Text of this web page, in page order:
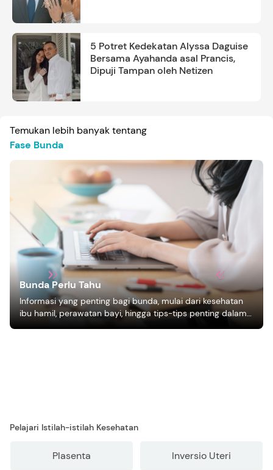
5 Potret Kedekatan Alyssa Daguise
Bersama Ayahanda asal Prancis,
Dipuji Tampan oleh Netizen
Temukan lebih banyak tentang
Fase Bunda
Bunda Perlu Tahu
Informasi yang penting bagi bunda, mulai dari kesehatan
ibu hamil, perawatan bayi, hingga tips-tips penting dalam
mengasuh anak
Pelajari Istilah-istilah Kesehatan
Plasenta Inversio Uteri